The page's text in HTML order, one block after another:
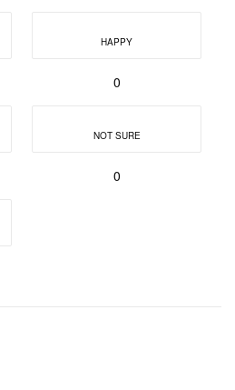
HAPPY
0
NOT SURE
0